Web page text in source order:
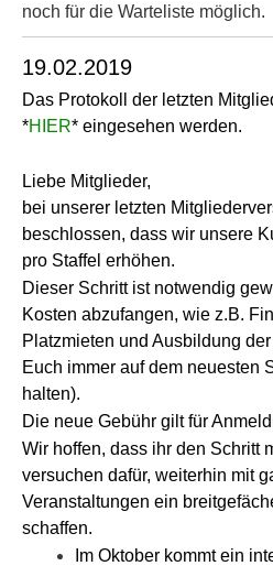
noch für die Warteliste möglich.
19.02.2019
Das Protokoll der letzten
*HIER* eingesehen werden.
Liebe Mitglieder,
bei unserer letzten
beschlossen, dass wir unsere
pro Staffel erhöhen.
Dieser Schritt ist notwendig
Kosten abzufangen, wie z.B.
Platzmieten und Ausbildung
Euch immer auf dem neuesten
halten).
Die neue Gebühr gilt für
Wir hoffen, dass ihr den Schritt
versuchen dafür, weiterhin mit
Veranstaltungen ein
schaffen.
Im Oktober kommt ein